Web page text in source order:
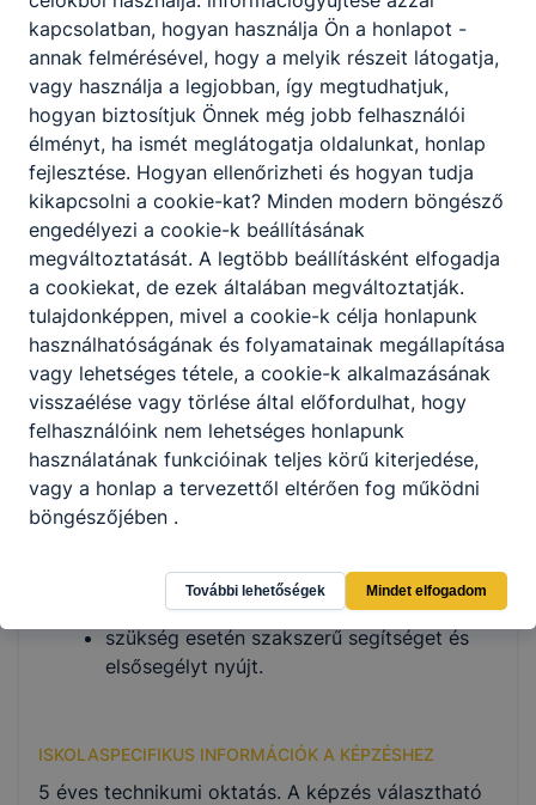
szakszerűen bemutatja, elemzi,
eredményesen oktatja;
a sportági mozgástechnikák
végrehajtásakor előforduló hibákat
felismeri, javítja;
a sportolók képességeit és erőnlétét
szakszerűen felméri, értékeli;
az életkori sajátosságok, valamint az
egyéni adottságok ﬁgyelembevételével
tanítványai sportág-speciﬁkus
felkészítését, versenyzését megtervezi és
irányítja;
a sportolók teljesítményét értékeli, a
versenyzők kiválasztását elvégzi;
a tehetséggondozás korszerű elveit és
módszereit alkalmazza;
különböző ciklusú edzés terveket készít;
sporteseményeket, mérkőzéseket,
versenyeket, táborokat szervez;
pénzügyi, adminisztratív és marketing
feladatokat ellát;
szükség esetén szakszerű segítséget és
elsősegélyt nyújt.
ISKOLASPECIFIKUS INFORMÁCIÓK A KÉPZÉSHEZ
5 éves technikumi oktatás. A képzés választható
kapcsolatban, hogyan használja Ön a honlapot -
annak felmérésével, hogy a melyik részeit látogatja,
vagy használja a legjobban, így megtudhatjuk,
hogyan biztosítjuk Önnek még jobb felhasználói
élményt, ha ismét meglátogatja oldalunkat, honlap
fejlesztése. Hogyan ellenőrizheti és hogyan tudja
kikapcsolni a cookie-kat? Minden modern böngésző
engedélyezi a cookie-k beállításának
megváltoztatását. A legtöbb beállításként elfogadja
a cookiekat, de ezek általában megváltoztatják.
tulajdonképpen, mivel a cookie-k célja honlapunk
használhatóságának és folyamatainak megállapítása
vagy lehetséges tétele, a cookie-k alkalmazásának
visszaélése vagy törlése által előfordulhat, hogy
felhasználóink ​​nem lehetséges honlapunk
használatának funkcióinak teljes körű kiterjedése,
vagy a honlap a tervezettől eltérően fog működni
böngészőjében .
További lehetőségek Mindet elfogadom